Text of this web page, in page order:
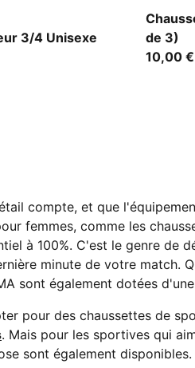
3/4 Unisexe
de 3)
black/
10,00 €
compte, et que
femmes, comme les
à 100%. C'est le genre de
minute de votre match.
sont également dotées
pour des chaussettes de
. Mais pour les sportives qui
sont également